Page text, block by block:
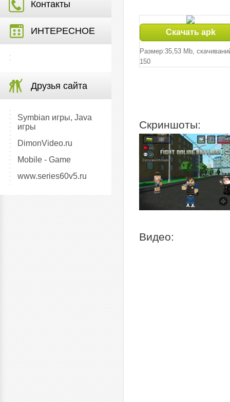
Контакты
ИНТЕРЕСНОЕ
Друзья сайта
Symbian игры, Java
игры
DimonVideo.ru
Mobile - Game
www.series60v5.ru
Скачать apk
Размер:35,53 Mb,
150
Скриншоты:
Видео: